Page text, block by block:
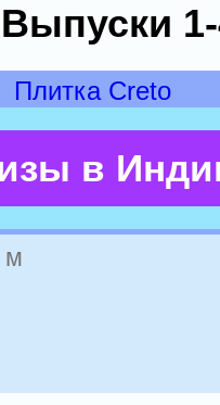
Плитка Creto
в
м